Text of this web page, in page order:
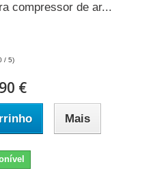
compressor de ar...
/ 5)
€
Mais